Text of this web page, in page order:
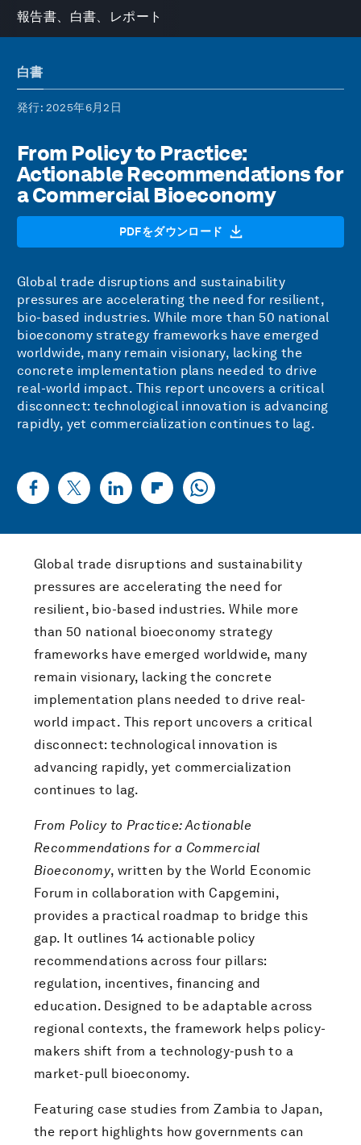
報告書、白書、レポート
白書
発行: 2025年6月2日
From Policy to Practice:
Actionable Recommendations for
a Commercial Bioeconomy
PDFをダウンロード
Global trade disruptions and sustainability
pressures are accelerating the need for resilient,
bio-based industries. While more than 50 national
bioeconomy strategy frameworks have emerged
worldwide, many remain visionary, lacking the
concrete implementation plans needed to drive
real-world impact. This report uncovers a critical
disconnect: technological innovation is advancing
rapidly, yet commercialization continues to lag.
Global trade disruptions and sustainability
pressures are accelerating the need for
resilient, bio-based industries. While more
than 50 national bioeconomy strategy
frameworks have emerged worldwide, many
remain visionary, lacking the concrete
implementation plans needed to drive real-
world impact. This report uncovers a critical
disconnect: technological innovation is
advancing rapidly, yet commercialization
continues to lag.
From Policy to Practice: Actionable
Recommendations for a Commercial
Bioeconomy, written by the World Economic
Forum in collaboration with Capgemini,
provides a practical roadmap to bridge this
gap. It outlines 14 actionable policy
recommendations across four pillars:
regulation, incentives, financing and
education. Designed to be adaptable across
regional contexts, the framework helps policy-
makers shift from a technology-push to a
market-pull bioeconomy.
Featuring case studies from Zambia to Japan,
the report highlights how governments can